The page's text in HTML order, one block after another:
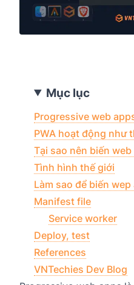
Mục lục
Progressive web
PWA hoạt động như
Tại sao nên biến
Tình hình thế giới
Làm sao để biến
Manifest file
Service worker
Deploy, test
References
VNTechies Dev Blog